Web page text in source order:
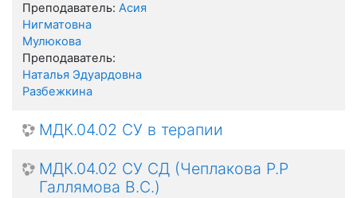
Преподаватель: Асия
Нигматовна
Мулюкова
Преподаватель:
Наталья Эдуардовна
Разбежкина
МДК.04.02 СУ в терапии
МДК.04.02 СУ СД (Чеплакова Р.Р
Галлямова В.С.)